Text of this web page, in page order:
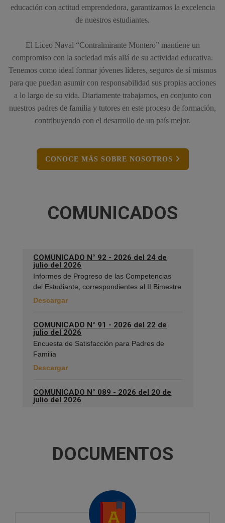
educación con actitud emprendedora, garantizamos la excelencia
de nuestros estudiantes.
El Liceo Naval “Contralmirante Montero” mantiene un
compromiso con la sociedad más allá de su actividad educativa.
Tenemos como ideal formar jóvenes líderes, seguros de sí mismos
para que puedan asumir con responsabilidad sus propias acciones
a lo largo de su vida. Diariamente trabajamos, en conjunto con
nuestros padres de familia y tutores en este proceso de formación,
contribuyendo con el desarrollo de un país mejor.
CONOCE MÁS SOBRE NOSOTROS
COMUNICADOS
COMUNICADO N° 92 - 2026 del 24 de
julio del 2026
Informes de Progreso de las Competencias
del Estudiante, correspondientes al II Bimestre
Descargar
COMUNICADO N° 91 - 2026 del 22 de
julio del 2026
Encuesta de Satisfacción para Padres de
Familia
Descargar
COMUNICADO N° 089 - 2026 del 20 de
julio del 2026
COMUNICADO N° 088 - 2026 del 17 de
la Dirección de Bienestar de la Marina
DOCUMENTOS